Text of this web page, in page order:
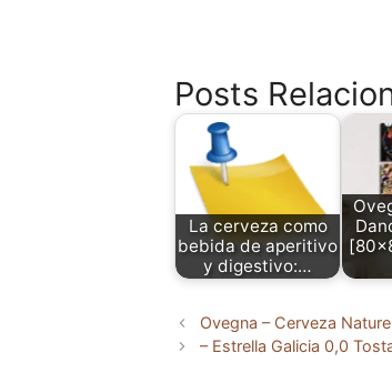
Posts
La cerveza como
bebida de aperitivo
y digestivo:…
Ovegna – Cerveza
– Estrella Galicia 0,0